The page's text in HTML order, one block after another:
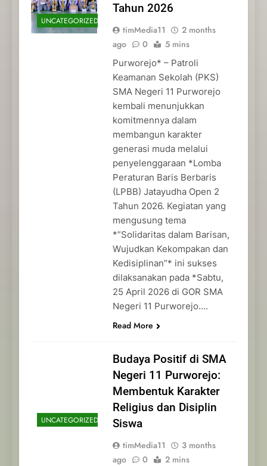
UNCATEGORIZED
Tahun 2026
timMedia11
2 months
ago
0 5 mins
Purworejo* – Patroli
Keamanan Sekolah (PKS)
SMA Negeri 11 Purworejo
kembali menunjukkan
komitmennya dalam
membangun karakter
generasi muda melalui
penyelenggaraan *Lomba
Peraturan Baris Berbaris
(LPBB) Jatayudha Open 2
Tahun 2026. Kegiatan yang
mengusung tema
*”Solidaritas dalam Barisan,
Wujudkan Kekompakan dan
Kedisiplinan”* ini sukses
dilaksanakan pada *Sabtu,
25 April 2026 di GOR SMA
Negeri 11 Purworejo….
Read More
UNCATEGORIZED
Budaya Positif di SMA
Negeri 11 Purworejo:
Membentuk Karakter
Religius dan Disiplin
Siswa
timMedia11
3 months
ago
0 2 mins